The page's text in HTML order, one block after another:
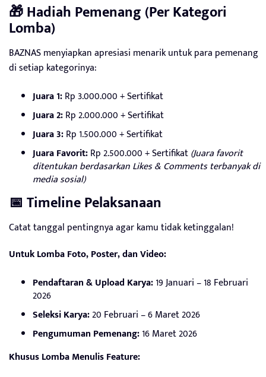
🎁 Hadiah Pemenang (Per Kategori
Lomba)
BAZNAS menyiapkan apresiasi menarik untuk para pemenang
di setiap kategorinya:
Juara 1:Rp 3.000.000 + Sertifikat
Juara 2:Rp 2.000.000 + Sertifikat
Juara 3:Rp 1.500.000 + Sertifikat
Juara Favorit:Rp 2.500.000 + Sertifikat(Juara favorit
ditentukan berdasarkan Likes & Comments terbanyak di
media sosial)
📅 Timeline Pelaksanaan
Catat tanggal pentingnya agar kamu tidak ketinggalan!
Untuk Lomba Foto, Poster, dan Video:
Pendaftaran & Upload Karya:19 Januari – 18 Februari
2026
Seleksi Karya:20 Februari – 6 Maret 2026
Pengumuman Pemenang:16 Maret 2026
Khusus Lomba Menulis Feature: